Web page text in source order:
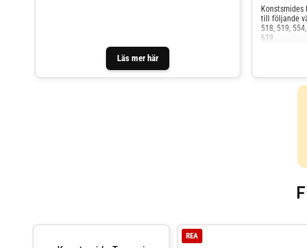
Läs mer här
Konstsmides
till följande
518, 519,
619
REA